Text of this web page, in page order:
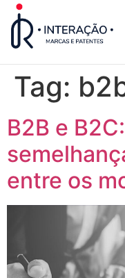
Tag:
B2B e
entre os